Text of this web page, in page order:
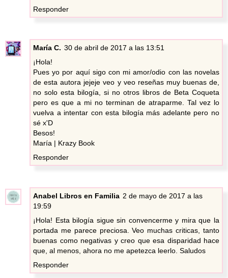
Responder
María C. 30 de abril de 2017 a las 13:51
¡Hola!
Pues yo por aquí sigo con mi amor/odio con las novelas
de esta autora jejeje veo y veo reseñas muy buenas de,
no solo esta bilogía, si no otros libros de Beta Coqueta
pero es que a mi no terminan de atraparme. Tal vez lo
vuelva a intentar con esta bilogía más adelante pero no
sé x'D
Besos!
María | Krazy Book
Responder
Anabel Libros en Familia 2 de mayo de 2017 a las
19:59
¡Hola! Esta bilogía sigue sin convencerme y mira que la
portada me parece preciosa. Veo muchas criticas, tanto
buenas como negativas y creo que esa disparidad hace
que, al menos, ahora no me apetezca leerlo. Saludos
Responder